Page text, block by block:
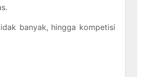
banyak, hingga kompetisi